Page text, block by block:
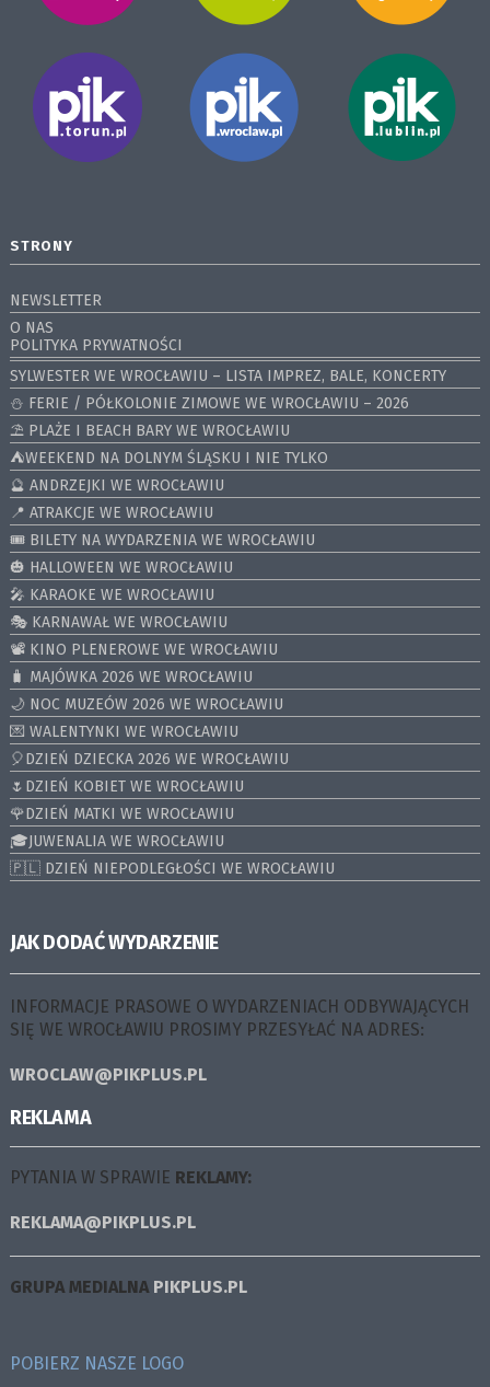
STRONY
NEWSLETTER
O NAS
POLITYKA PRYWATNOŚCI
SYLWESTER WE WROCŁAWIU – LISTA IMPREZ, BALE, KONCERTY
⛄️ FERIE / PÓŁKOLONIE ZIMOWE WE WROCŁAWIU – 2026
⛱️ PLAŻE I BEACH BARY WE WROCŁAWIU
⛺️WEEKEND NA DOLNYM ŚLĄSKU I NIE TYLKO
🔮 ANDRZEJKI WE WROCŁAWIU
📍 ATRAKCJE WE WROCŁAWIU
🎟️ BILETY NA WYDARZENIA WE WROCŁAWIU
🎃 HALLOWEEN WE WROCŁAWIU
🎤 KARAOKE WE WROCŁAWIU
🎭 KARNAWAŁ WE WROCŁAWIU
📽️ KINO PLENEROWE WE WROCŁAWIU
🧳 MAJÓWKA 2026 WE WROCŁAWIU
🌙 NOC MUZEÓW 2026 WE WROCŁAWIU
💌 WALENTYNKI WE WROCŁAWIU
🎈DZIEŃ DZIECKA 2026 WE WROCŁAWIU
🌷DZIEŃ KOBIET WE WROCŁAWIU
🌹DZIEŃ MATKI WE WROCŁAWIU
🎓JUWENALIA WE WROCŁAWIU
🇵🇱 DZIEŃ NIEPODLEGŁOŚCI WE WROCŁAWIU
JAK DODAĆ WYDARZENIE
INFORMACJE PRASOWE O WYDARZENIACH ODBYWAJĄCYCH
SIĘ WE WROCŁAWIU PROSIMY PRZESYŁAĆ NA ADRES:
WROCLAW@PIKPLUS.PL
REKLAMA
PYTANIA W SPRAWIE REKLAMY:
REKLAMA@PIKPLUS.PL
GRUPA MEDIALNA PIKPLUS.PL
POBIERZ NASZE LOGO